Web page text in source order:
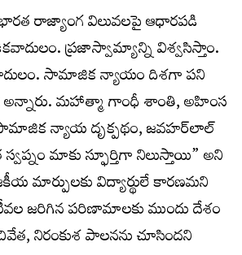
భారత రాజ్యాంగ విలువలపై ఆధారపడి
ప్రజాస్వామ్యాన్ని విశ్వసిస్తాం.
సామాజిక న్యాయం దిశగా పని
అన్నారు. మహాత్మా గాంధీ శాంతి, అహింస
న్యాయ దృక్పథం, జవహర్‌లాల్
మాకు స్ఫూర్తిగా నిలుస్తాయి” అని
మార్పులకు విద్యార్థులే కారణమని
జరిగిన పరిణామాలకు ముందు దేశం
నిరంకుశ పాలనను చూసిందని